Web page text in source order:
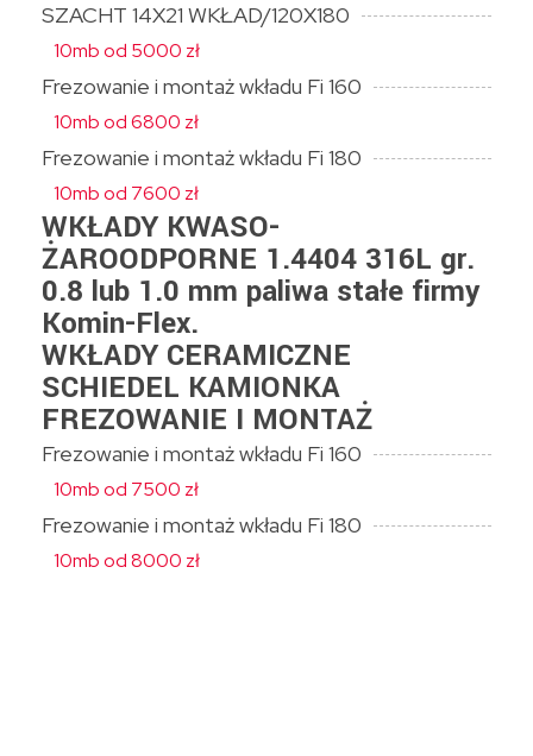
SZACHT 14X21 WKŁAD/120X180
10mb od 5000 zł
Frezowanie i montaż wkładu Fi 160
10mb od 6800 zł
Frezowanie i montaż wkładu Fi 180
10mb od 7600 zł
WKŁADY KWASO-
ŻAROODPORNE 1.4404 316L gr.
0.8 lub 1.0 mm paliwa stałe firmy
Komin-Flex.
WKŁADY CERAMICZNE
SCHIEDEL KAMIONKA
FREZOWANIE I MONTAŻ
Frezowanie i montaż wkładu Fi 160
10mb od 7500 zł
Frezowanie i montaż wkładu Fi 180
10mb od 8000 zł